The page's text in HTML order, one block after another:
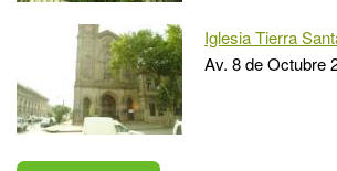
Iglesia Tierra
Av. 8 de Octubre